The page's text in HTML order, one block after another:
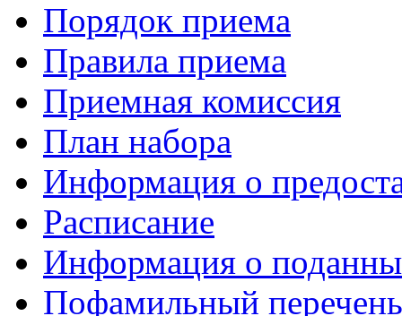
Порядок приема
Правила приема
Приемная комиссия
План набора
Информация о
Расписание
Информация о
Пофамильный